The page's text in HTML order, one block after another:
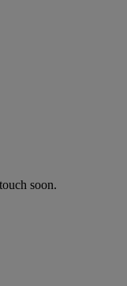
soon.